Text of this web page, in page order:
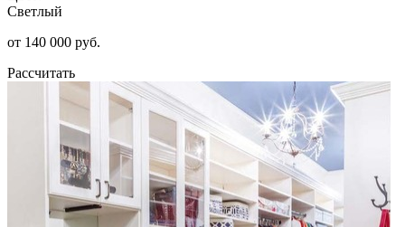
Светлый
от 140 000 руб.
Рассчитать